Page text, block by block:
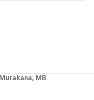
Murakana, MB